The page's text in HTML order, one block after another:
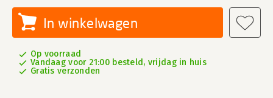
In winkelwagen
Op voorraad
Vandaag voor 21:00 besteld, vrijdag in huis
Gratis verzonden